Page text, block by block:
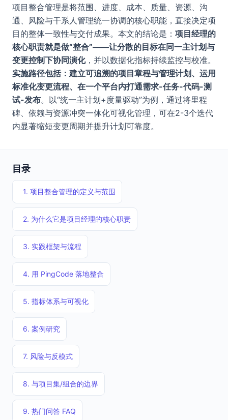
项目整合管理是将范围、进度、成本、质量、资源、沟
通、风险与干系人管理统一协调的核心职能，直接决定项
目的整体一致性与交付成果。本文的结论是： 项目经理的
核心职责就是做“整合”——让分散的目标在同一主计划与
变更控制下协同演化，并以数据化指标持续监控与校准。
实施路径包括：建立可追溯的项目章程与管理计划、运用
标准化变更流程、在一个平台内打通需求-任务-代码-测
试-发布。以“统一主计划+度量驱动”为例，通过将里程
碑、依赖与资源冲突一体化可视化管理，可在2-3个迭代
内显著缩短变更周期并提升计划可靠度。
目录
1. 项目整合管理的定义与范围
2. 为什么它是项目经理的核心职责
3. 实践框架与流程
4. 用 PingCode 落地整合
5. 指标体系与可视化
6. 案例研究
7. 风险与反模式
8. 与项目集/组合的边界
9. 热门问答 FAQ